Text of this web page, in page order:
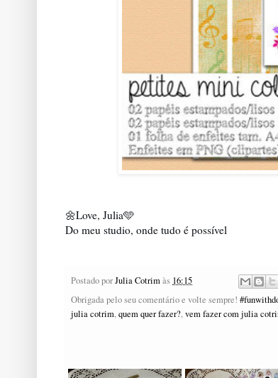
🌼Love, Julia🩵
Do meu studio, onde tudo é possível
Postado porJulia Cotrimàs 16:15
Obrigada pelo seu comentário e volte sempre!
julia cotrim,quem quer fazer?,vem fazer com julia